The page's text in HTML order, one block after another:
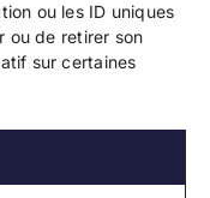
ou les ID uniques
ou de retirer son
sur certaines
CGS–CGPPA–
confidentialité–